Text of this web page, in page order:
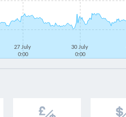
27 July
0:00
30 July
0:00